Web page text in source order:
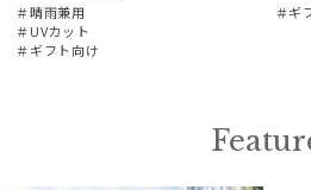
＃晴雨兼用
＃UVカット
＃ギフト向け
＃ギ